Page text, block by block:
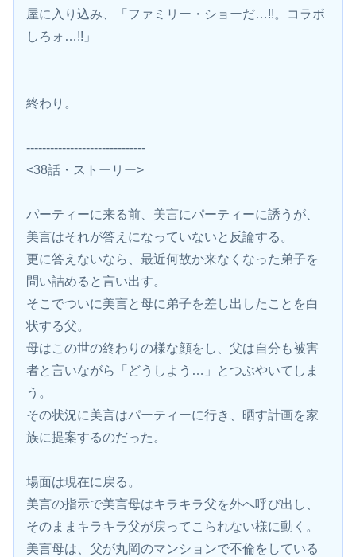
屋に入り込み、「ファミリー・ショーだ…!!。コラボ
しろォ…!!」
終わり。
------------------------------
<38話・ストーリー>
パーティーに来る前、美言にパーティーに誘うが、
美言はそれが答えになっていないと反論する。
更に答えないなら、最近何故か来なくなった弟子を
問い詰めると言い出す。
そこでついに美言と母に弟子を差し出したことを白
状する父。
母はこの世の終わりの様な顔をし、父は自分も被害
者と言いながら「どうしよう…」とつぶやいてしま
う。
その状況に美言はパーティーに行き、晒す計画を家
族に提案するのだった。
場面は現在に戻る。
美言の指示で美言母はキラキラ父を外へ呼び出し、
そのままキラキラ父が戻ってこられない様に動く。
美言母は、父が丸岡のマンションで不倫をしている